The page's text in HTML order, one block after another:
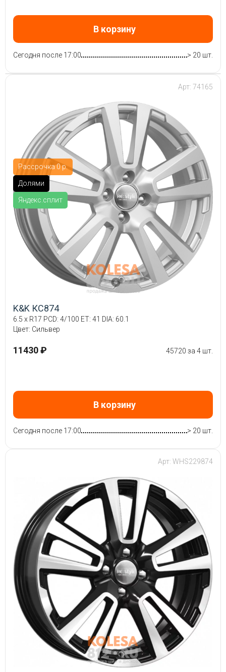
В корзину
Сегодня после 17:00 > 20 шт.
Рассрочка 0 р.
Долями
Яндекс.сплит
Арт: 74165
K&K КС874
6.5 x R17 PCD: 4/100 ET: 41 DIA: 60.1
Цвет: Сильвер
11430 ₽ 45720 за 4 шт.
В корзину
Сегодня после 17:00 > 20 шт.
Арт: WHS229874